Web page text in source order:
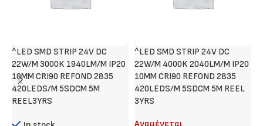
^LED SMD STRIP 24V DC
22W/M 3000K 1940LM/M IP20
10MM CRI90 REFOND 2835
420LEDS/M 5SDCM 5M
REEL3YRS
^LED SMD STRIP 24V DC
22W/M 4000K 2040LM/M IP20
10MM CRI90 REFOND 2835
420LEDS/M 5SDCM 5M REEL
3YRS